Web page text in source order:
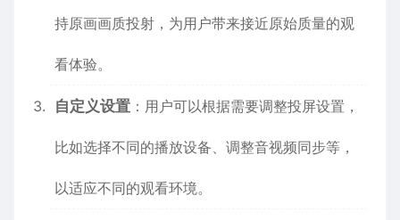
持原画画质投射，为用户带来接近原始质量的观
看体验。
自定义设置 ：用户可以根据需要调整投屏设置，
比如选择不同的播放设备、调整音视频同步等，
以适应不同的观看环境。